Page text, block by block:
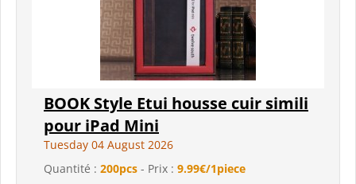
BOOK Style Etui housse cuir simili
pour iPad Mini
Tuesday 04 August 2026
Quantité : 200pcs - Prix : 9.99€/1piece